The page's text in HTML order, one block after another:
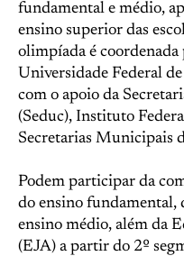
fundamental e médio,
ensino superior das
olimpíada é
Universidade Federal
com o apoio da
(Seduc), Instituto
Secretarias Municipais
Podem participar da
do ensino fundamental,
ensino médio, além da
(EJA) a partir do 2º